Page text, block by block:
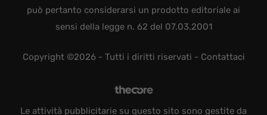
può pertanto considerarsi un prodotto editoriale ai
sensi della legge n. 62 del 07.03.2001
Copyright ©2026 - Tutti i diritti riservati - Contattaci
Le attività pubblicitarie su questo sito sono gestite da